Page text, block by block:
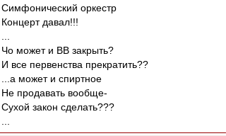
Симфонический оркестр
Концерт давал!!!
Чо может и ВВ закрыть?
И все первенства прекратить??
...а может и спиртное
Не продавать вообще-
Сухой закон сделать???